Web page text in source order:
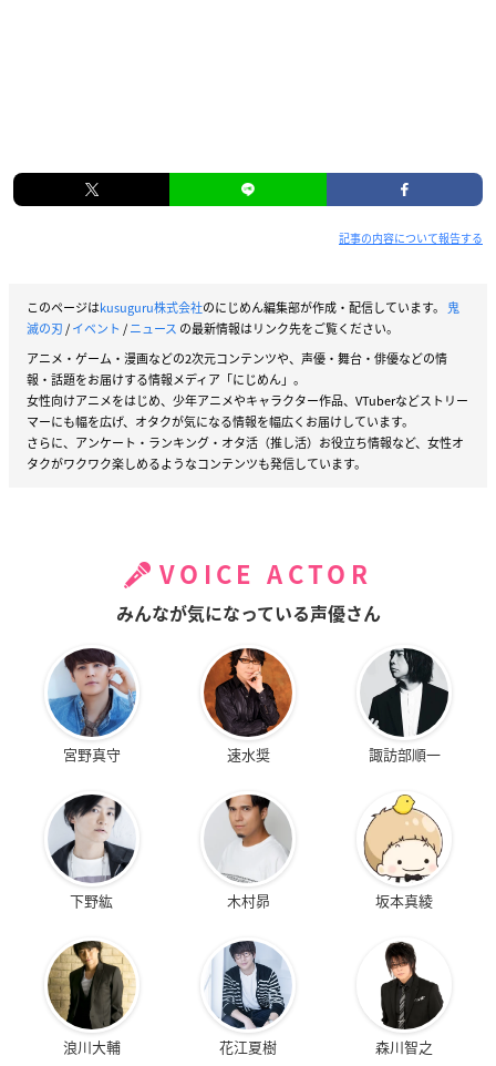
記事の内容について報告する
このページはkusuguru株式会社のにじめん編集部が作成・配信しています。 鬼
滅の刃/イベント /ニュース の最新情報はリンク先をご覧ください。
アニメ・ゲーム・漫画などの2次元コンテンツや、声優・舞台・俳優などの情
報・話題をお届けする情報メディア「にじめん」。
女性向けアニメをはじめ、少年アニメやキャラクター作品、VTuberなどストリー
マーにも幅を広げ、オタクが気になる情報を幅広くお届けしています。
さらに、アンケート・ランキング・オタ活（推し活）お役立ち情報など、女性オ
タクがワクワク楽しめるようなコンテンツも発信しています。
VOICE ACTOR
みんなが気になっている声優さん
宮野真守 速水奨 諏訪部順一
下野紘 木村昴 坂本真綾
浪川大輔 花江夏樹 森川智之